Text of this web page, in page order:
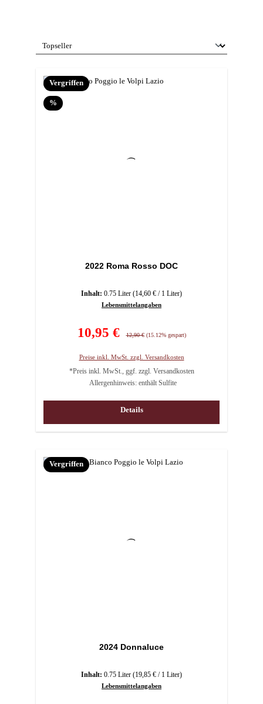
Vergriffen
%Rabatt
2022 Roma Rosso DOC
Inhalt: 0.75 Liter (14,60 € / 1 Liter)
Lebensmittelangaben
10,95 € Regulärer Preis:
12,90 € (15.12% gespart)
Preise inkl. MwSt. zzgl. Versandkosten
*Preis inkl. MwSt., ggf. zzgl. Versandkosten
Allergenhinweis: enthält Sulfite
Details
Vergriffen
2024 Donnaluce
Inhalt: 0.75 Liter (19,85 € / 1 Liter)
Lebensmittelangaben